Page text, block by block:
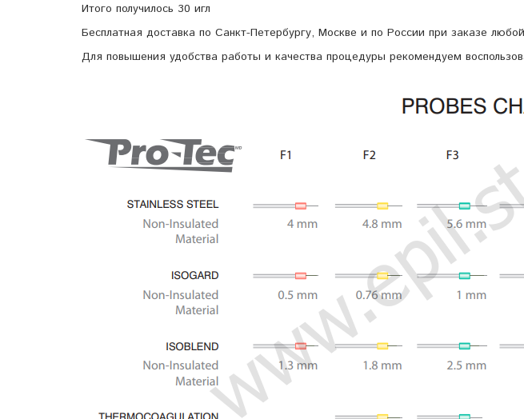
Итого получилось 30 игл
Бесплатная доставка по Санкт-Петербургу, Москве и по России при заказе
Для повышения удобства работы и качества процедуры рекомендуем